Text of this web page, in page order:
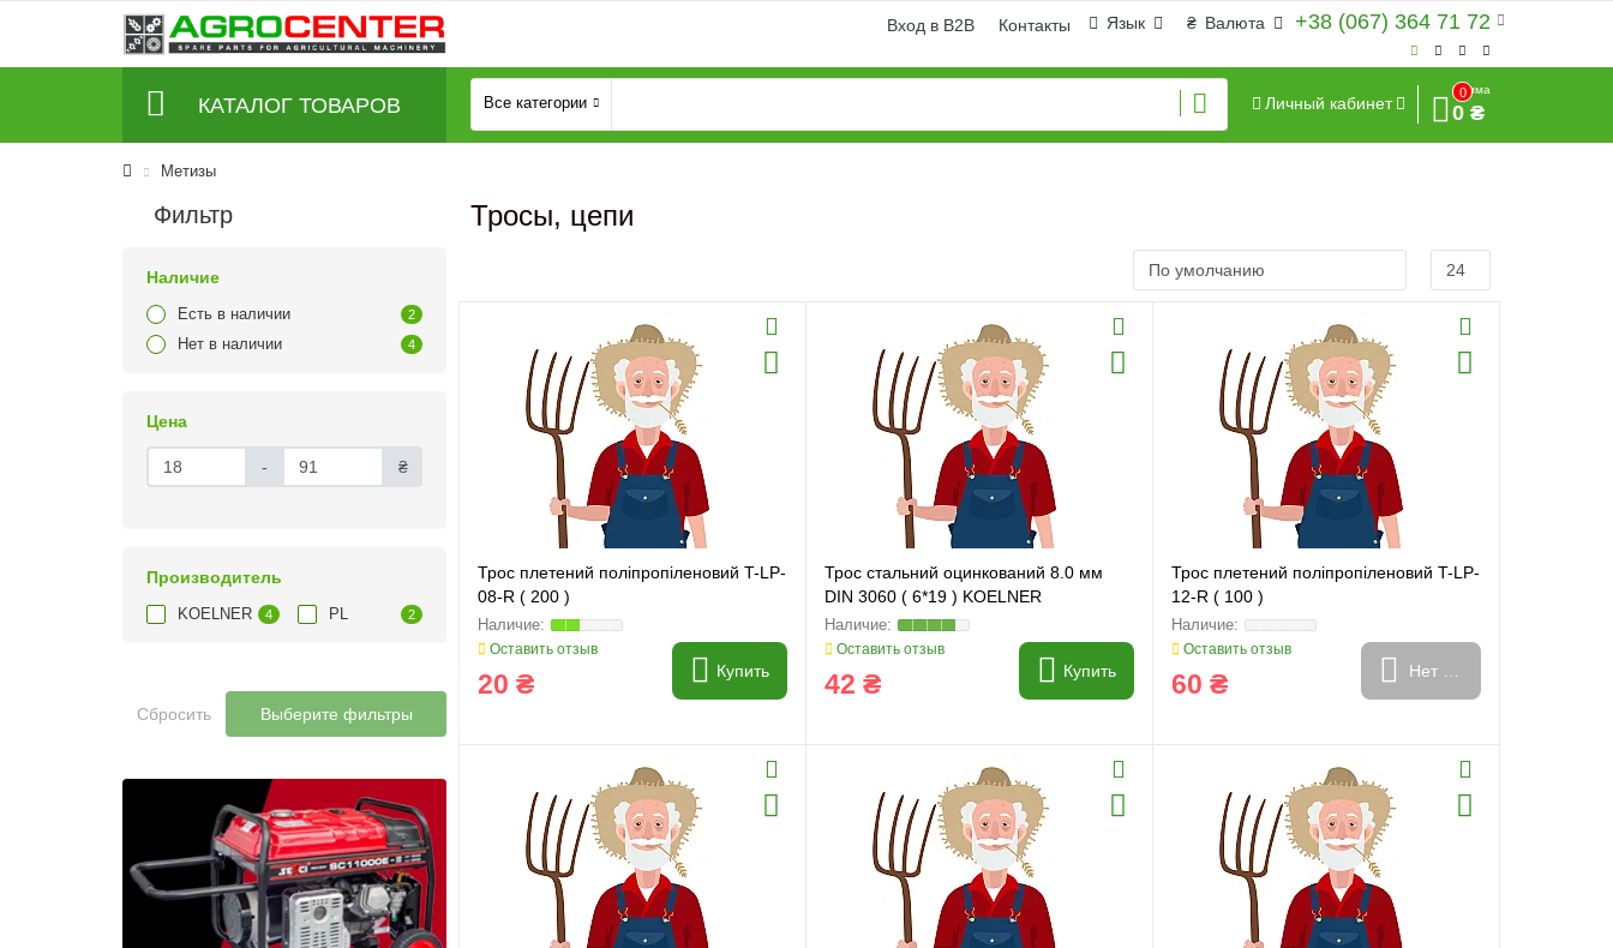
+38 (067) 364 71 72
₴ Валюта
Язык
Вход в B2B Контакты
КАТАЛОГ ТОВАРОВ Все категории Личный кабинет
0
Сумма
0 ₴
Метизы
Фильтр
Наличие
Есть в наличии 2
Нет в наличии 4
Цена
- ₴
Производитель
KOELNER 4 PL 2
Сбросить Выберите фильтры
Тросы, цепи
Трос плетений поліпропіленовий T-LP-
08-R ( 200 )
Оставить отзыв
20 ₴ Купить
Трос стальний оцинкований 8.0 мм
DIN 3060 ( 6*19 ) KOELNER
Оставить отзыв
42 ₴ Купить
Трос плетений поліпропіленовий T-LP-
12-R ( 100 )
Оставить отзыв
60 ₴ Нет в наличии